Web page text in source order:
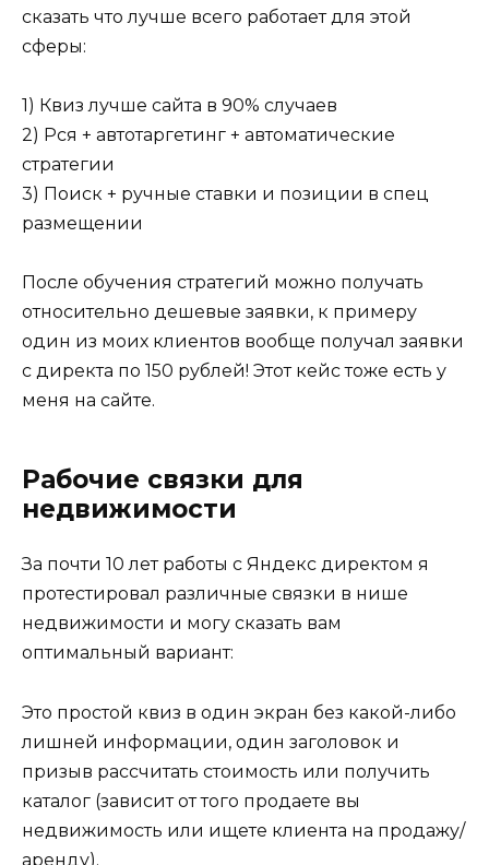
сказать что лучше всего работает для этой
сферы:
1) Квиз лучше сайта в 90% случаев
2) Рся + автотаргетинг + автоматические
стратегии
3) Поиск + ручные ставки и позиции в спец
размещении
После обучения стратегий можно получать
относительно дешевые заявки, к примеру
один из моих клиентов вообще получал заявки
с директа по 150 рублей! Этот кейс тоже есть у
меня на сайте.
Рабочие связки для
недвижимости
За почти 10 лет работы с Яндекс директом я
протестировал различные связки в нише
недвижимости и могу сказать вам
оптимальный вариант:
Это простой квиз в один экран без какой-либо
лишней информации, один заголовок и
призыв рассчитать стоимость или получить
каталог (зависит от того продаете вы
недвижимость или ищете клиента на продажу/
аренду).